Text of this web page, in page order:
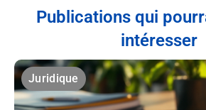
Publications qui
intéresser
Juridique